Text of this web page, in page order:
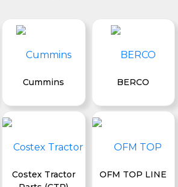
Cummins BERCO
Costex Tractor
OFM TOP LINE